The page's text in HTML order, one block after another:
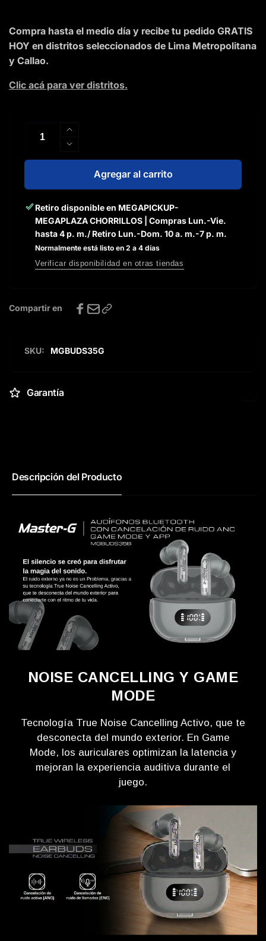
Compra hasta el medio día y recibe tu pedido GRATIS
HOY en distritos seleccionados de Lima Metropolitana
y Callao.
Clic acá para ver distritos.
Aumentar
cantidad
para
Audífonos
G
con
Cancelación
de
Ruido
ANC
Reducir
cantidad
Audífonos
Master-
G
con
Cancelación
de
Mode
BUDS35G
Agregar al carrito
Retiro disponible en MEGAPICKUP-
MEGAPLAZA CHORRILLOS | Compras Lun.-Vie.
hasta 4 p. m./ Retiro Lun.-Dom. 10 a. m.-7 p. m.
Normalmente está listo en 2 a 4 días
Verificar disponibilidad en otras tiendas
Compartir en
SKU: MGBUDS35G
Garantía
Descripción del Producto
NOISE CANCELLING Y GAME
MODE
Tecnología True Noise Cancelling Activo, que te
desconecta del mundo exterior. En Game
Mode, los auriculares optimizan la latencia y
mejoran la experiencia auditiva durante el
juego.